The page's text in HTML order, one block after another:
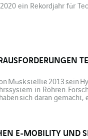
ein Rekordjahr für
Musk stellte 2013 sein
in Röhren.
sich daran gemacht,
beginnt heute die
Prototypen von
E-MOBILITY UND